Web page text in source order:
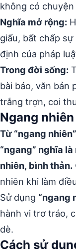
không có
Nghĩa mở rộng:
giấu, bất chấp
định của pháp
Trong đời sống:
bài báo, văn bản
trắng trợn, coi
Ngang
Từ “ngang
“ngang” nghĩa
nhiên, bình thản.
nhiên khi làm
Sử dụng “ngang
hành vi trơ tráo,
dè.
Cách sử